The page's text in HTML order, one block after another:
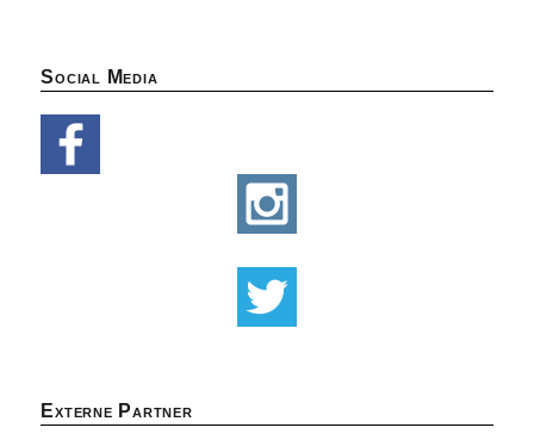
Social Media
Externe Partner